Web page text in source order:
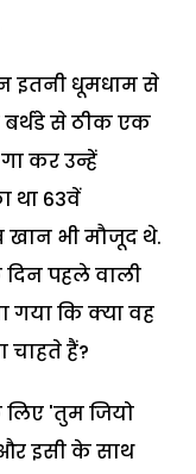
इतनी धूमधाम से
से ठीक एक
कर उन्हें
था 63वें
खान भी मौजूद थे.
पहले वाली
गया कि क्या वह
हैं?
'तुम जियो
और इसी के साथ